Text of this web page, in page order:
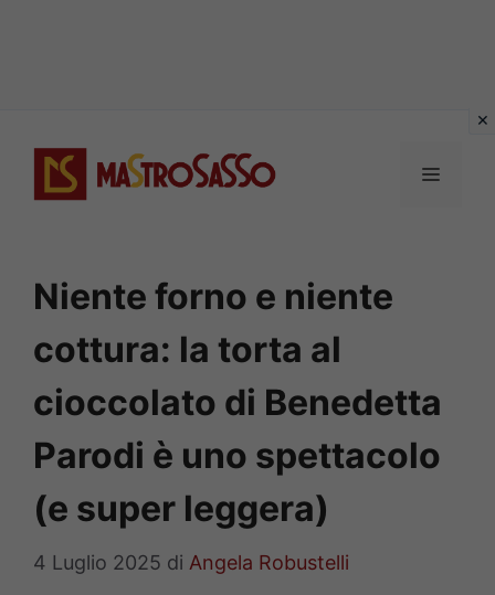
contenuto
MENU
Niente forno e niente
cottura: la torta al
cioccolato di Benedetta
Parodi è uno spettacolo
(e super leggera)
4 Luglio 2025 di Angela Robustelli